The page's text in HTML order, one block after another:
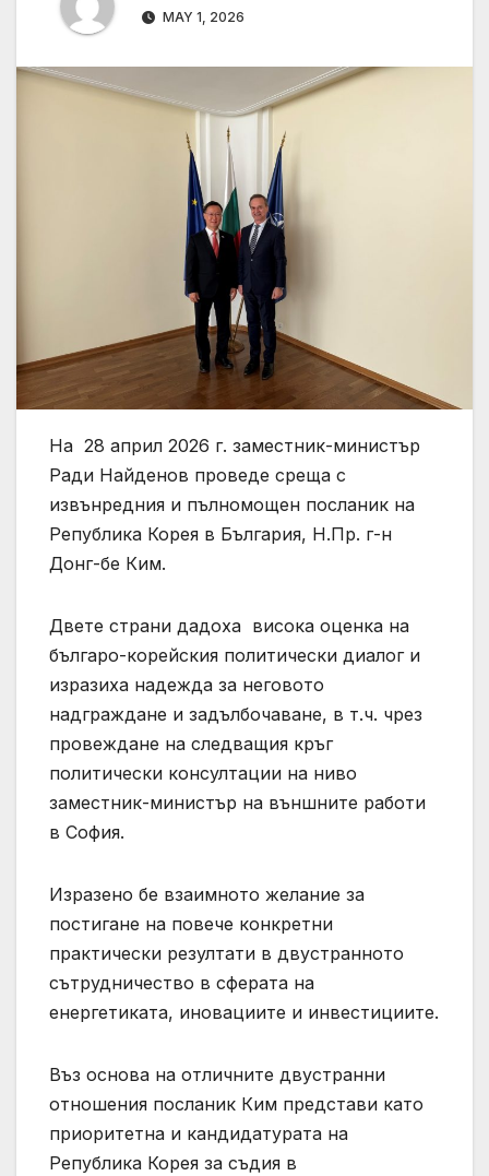
MAY 1, 2026
На 28 април 2026 г. заместник-министър
Ради Найденов проведе среща с
извънредния и пълномощен посланик на
Република Корея в България, Н.Пр. г-н
Донг-бе Ким.
Двете страни дадоха висока оценка на
българо-корейския политически диалог и
изразиха надежда за неговото
надграждане и задълбочаване, в т.ч. чрез
провеждане на следващия кръг
политически консултации на ниво
заместник-министър на външните работи
в София.
Изразено бе взаимното желание за
постигане на повече конкретни
практически резултати в двустранното
сътрудничество в сферата на
енергетиката, иновациите и инвестициите.
Въз основа на отличните двустранни
отношения посланик Ким представи като
приоритетна и кандидатурата на
Република Корея за съдия в